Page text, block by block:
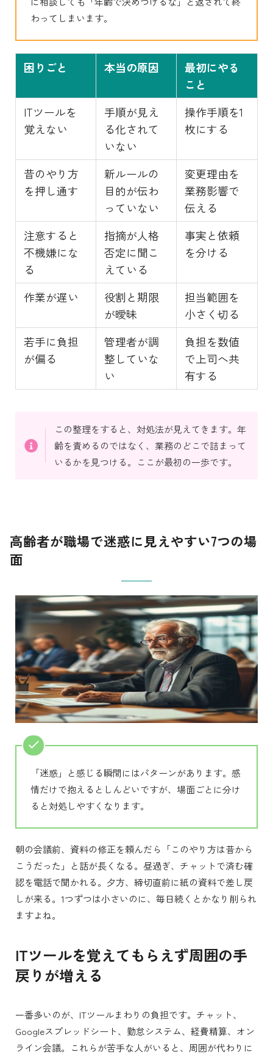
わってしまいます。
困りごと 本当の原因
最初にやる
こと
ITツールを
覚えない
手順が見え
る化されて
いない
操作手順を1
枚にする
昔のやり方
を押し通す
新ルールの
目的が伝わ
っていない
変更理由を
業務影響で
伝える
注意すると
不機嫌にな
る
指摘が人格
否定に聞こ
えている
事実と依頼
を分ける
作業が遅い
役割と期限
が曖昧
担当範囲を
小さく切る
若手に負担
が偏る
管理者が調
整していな
い
負担を数値
で上司へ共
有する
この整理をすると、対処法が見えてきます。年
齢を責めるのではなく、業務のどこで詰まって
いるかを見つける。ここが最初の一歩です。
高齢者が職場で迷惑に見えやすい7つの場
面
「迷惑」と感じる瞬間にはパターンがあります。感
情だけで抱えるとしんどいですが、場面ごとに分け
ると対処しやすくなります。
朝の会議前、資料の修正を頼んだら「このやり方は昔から
こうだった」と話が長くなる。昼過ぎ、チャットで済む確
認を電話で聞かれる。夕方、締切直前に紙の資料で差し戻
しが来る。1つずつは小さいのに、毎日続くとかなり削られ
ますよね。
ITツールを覚えてもらえず周囲の手
戻りが増える
一番多いのが、ITツールまわりの負担です。チャット、
Googleスプレッドシート、勤怠システム、経費精算、オン
ライン会議。これらが苦手な人がいると、周囲が代わりに